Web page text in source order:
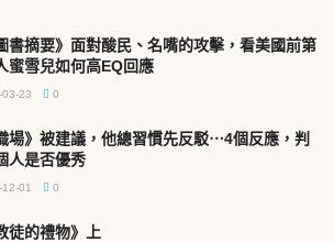
書摘要》面對酸民、名嘴的攻擊，看美國前第
蜜雪兒如何高EQ回應
23 0
場》被建議，他總習慣先反駁⋯4個反應，判
人是否優秀
01 0
徒的禮物》上